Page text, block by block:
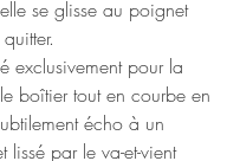
se glisse au poignet
exclusivement pour la
boîtier tout en courbe en
écho à un
lissé par le va-et-vient